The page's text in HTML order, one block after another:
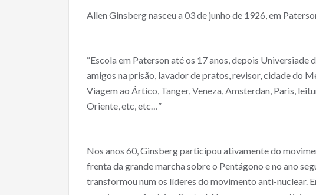
e
o
o
k
itt ai ar
Allen Ginsberg nasceu a 03 de junho de 1926, em
“Escola em Paterson até os 17 anos, depois
amigos na prisão, lavador de pratos, revisor, cidade do
Viagem ao Ártico, Tanger, Veneza, Amsterdan, Paris,
Oriente, etc, etc…”
Nos anos 60, Ginsberg participou ativamente do
frenta da grande marcha sobre o Pentágono e no ano
transformou num os líderes do movimento anti-nuclear.